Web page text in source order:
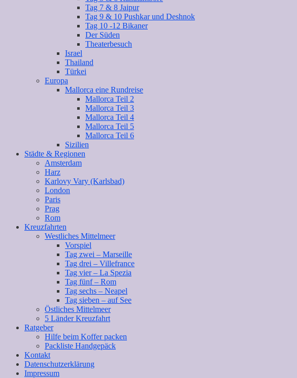
Tag 7 & 8 Jaipur
Tag 9 & 10 Pushkar und Deshnok
Tag 10 -12 Bikaner
Der Süden
Theaterbesuch
Israel
Thailand
Türkei
Europa
Mallorca eine Rundreise
Mallorca Teil 2
Mallorca Teil 3
Mallorca Teil 4
Mallorca Teil 5
Mallorca Teil 6
Sizilien
Städte & Regionen
Amsterdam
Harz
Karlovy Vary (Karlsbad)
London
Paris
Prag
Rom
Kreuzfahrten
Westliches Mittelmeer
Vorspiel
Tag zwei – Marseille
Tag drei – Villefrance
Tag vier – La Spezia
Tag fünf – Rom
Tag sechs – Neapel
Tag sieben – auf See
Östliches Mittelmeer
5 Länder Kreuzfahrt
Ratgeber
Hilfe beim Koffer packen
Packliste Handgepäck
Kontakt
Datenschutzerklärung
Impressum